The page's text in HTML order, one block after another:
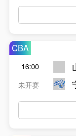
CBA
16:00
未开赛